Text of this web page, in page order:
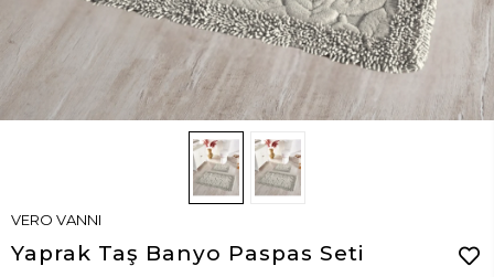
VERO VANNI
Yaprak Taş Banyo Paspas Seti